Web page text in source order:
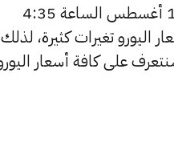
يسعى العديد من الأفراد لمعرفة أسعار اليورو اليوم في مصر ليوم الأربعاء 14 أغسطس الساعة 4:35
تغيرات كثيرة، لذلك